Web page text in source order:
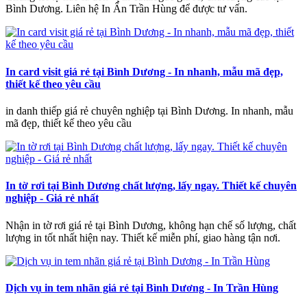
Bình Dương. Liên hệ In Ấn Trần Hùng để được tư vấn.
In card visit giá rẻ tại Bình Dương - In nhanh, mẫu mã đẹp,
thiết kế theo yêu cầu
in danh thiếp giá rẻ chuyên nghiệp tại Bình Dương. In nhanh, mẫu
mã đẹp, thiết kế theo yêu cầu
In tờ rơi tại Bình Dương chất lượng, lấy ngay. Thiết kế chuyên
nghiệp - Giá rẻ nhất
Nhận in tờ rơi giá rẻ tại Bình Dương, không hạn chế số lượng, chất
lượng in tốt nhất hiện nay. Thiết kế miễn phí, giao hàng tận nơi.
Dịch vụ in tem nhãn giá rẻ tại Bình Dương - In Trần Hùng